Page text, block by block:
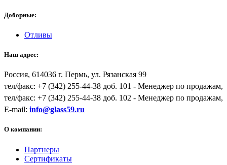
Доборные:
Отливы
Наш адрес:
Россия, 614036 г. Пермь, ул. Рязанская 99
тел/факс: +7 (342) 255-44-38 доб. 101 - Менеджер по продажам,
тел/факс: +7 (342) 255-44-38 доб. 102 - Менеджер по продажам,
E-mail: info@glass59.ru
О компании:
Партнеры
Сертификаты